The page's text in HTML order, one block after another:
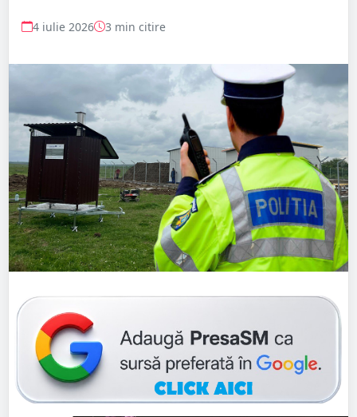
4 iulie 2026 3 min citire